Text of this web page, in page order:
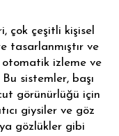
çok çeşitli kişisel
tasarlanmıştır ve
izleme ve
sistemler, başı
görünürlüğü için
giysiler ve göz
gözlükler gibi